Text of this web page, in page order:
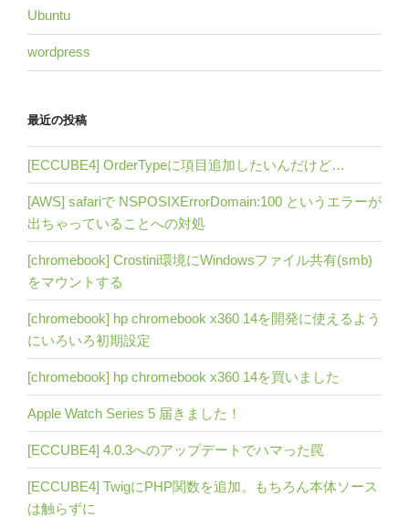
Ubuntu
wordpress
最近の投稿
[ECCUBE4] OrderTypeに項目追加したいんだけど…
[AWS] safariで NSPOSIXErrorDomain:100 というエラーが
出ちゃっていることへの対処
[chromebook] Crostini環境にWindowsファイル共有(smb)
をマウントする
[chromebook] hp chromebook x360 14を開発に使えるよう
にいろいろ初期設定
[chromebook] hp chromebook x360 14を買いました
Apple Watch Series 5 届きました！
[ECCUBE4] 4.0.3へのアップデートでハマった罠
[ECCUBE4] TwigにPHP関数を追加。もちろん本体ソース
は触らずに